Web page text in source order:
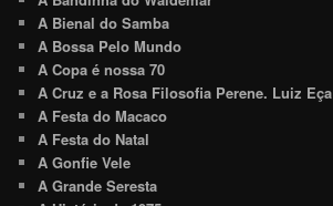
A Bienal do Samba
A Bossa Pelo Mundo
A Copa é nossa 70
A Cruz e a Rosa Filosofia Perene. Luiz Eça
A Festa do Macaco
A Festa do Natal
A Gonfie Vele
A Grande Seresta